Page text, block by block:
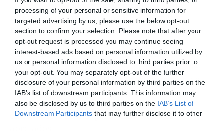
processing of your personal or sensitive information for
targeted advertising by us, please use the below opt-out
section to confirm your selection. Please note that after your
opt-out request is processed you may continue seeing
interest-based ads based on personal information utilized by
us or personal information disclosed to third parties prior to
your opt-out. You may separately opt-out of the further
disclosure of your personal information by third parties on the
IAB’s list of downstream participants. This information may
also be disclosed by us to third parties on the IAB’s List of
Downstream Participants that may further disclose it to other
serio):esto puede ser el principio de una
nueva era dorada para los RPG de corte
histórico y fantástico a la vez, como si Peter
Jackson se hubiera ido de birras con los
guionistas deKingdom Come y alguien hubiera
grabado la conversación. Eso sí, las fechas de
lanzamiento siguen siendo una quimera, y ya
sabemos lo que pasa cuando un estudio
promete mucho sin poner un año en el
calendario. Cautela, pero con los dientes
apretados.